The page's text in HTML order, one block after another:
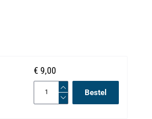
€ 9,00
Bestel